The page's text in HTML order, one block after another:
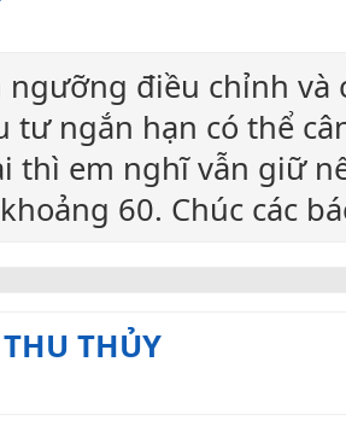
ngưỡng điều chỉnh
tư ngắn hạn có thể
thì em nghĩ vẫn giữ
60. Chúc các
THỦY